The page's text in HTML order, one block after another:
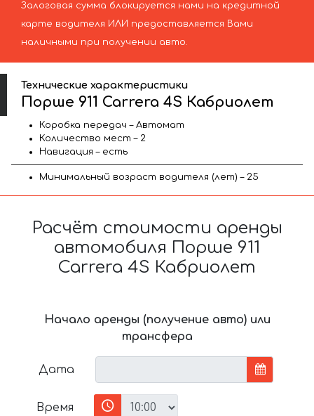
Залоговая сумма блокируется нами на кредитной
карте водителя ИЛИ предоставляется Вами
наличными при получении авто.
Технические характеристики
Порше 911 Carrera 4S Кабриолет
Коробка передач – Автомат
Количество мест – 2
Навигация – есть
Минимальный возраст водителя (лет) – 25
Расчёт стоимости аренды
автомобиля Порше 911
Carrera 4S Кабриолет
Начало аренды (получение авто) или
трансфера
Дата
Время